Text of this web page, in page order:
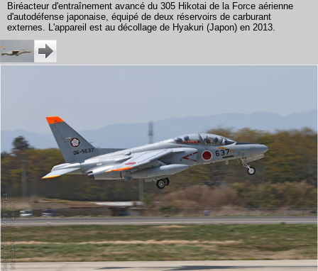
Biréacteur d'entraînement avancé du 305 Hikotai de la Force aérienne
d'autodéfense japonaise, équipé de deux réservoirs de carburant
externes. L'appareil est au décollage de Hyakuri (Japon) en 2013.